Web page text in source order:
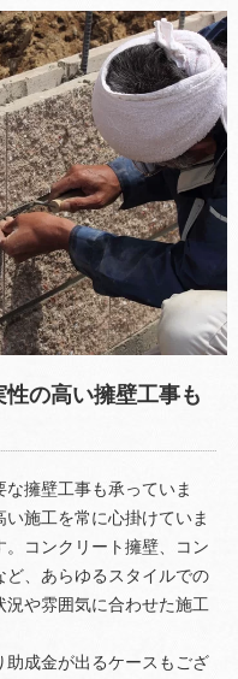
の高い擁壁工事も
擁壁工事も承っていま
施工を常に心掛けていま
コンクリート擁壁、コン
、あらゆるスタイルでの
や雰囲気に合わせた施工
成金が出るケースもござ